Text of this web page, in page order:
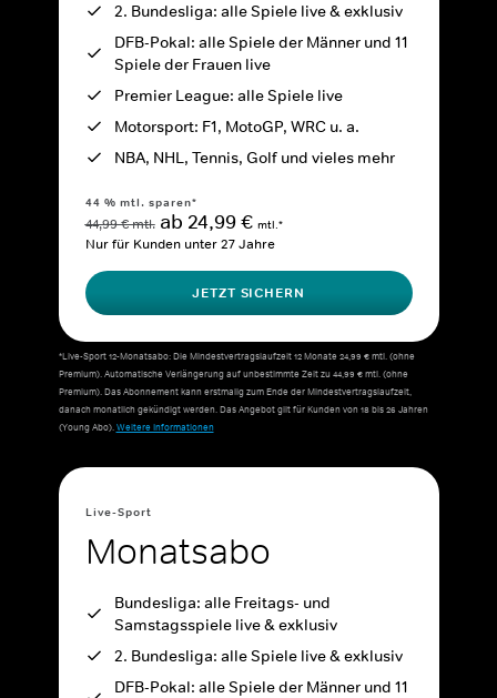
2. Bundesliga: alle Spiele live & exklusiv
DFB-Pokal: alle Spiele der Männer und 11
Spiele der Frauen live
Premier League: alle Spiele live
Motorsport: F1, MotoGP, WRC u. a.
NBA, NHL, Tennis, Golf und vieles mehr
44 % mtl. sparen*
44,99 € mtl. ab 24,99 € mtl.*
Nur für Kunden unter 27 Jahre
JETZT SICHERN
*Live-Sport 12-Monatsabo: Die Mindestvertragslaufzeit 12 Monate 24,99 € mtl. (ohne
Premium). Automatische Verlängerung auf unbestimmte Zeit zu 44,99 € mtl. (ohne
Premium). Das Abonnement kann erstmalig zum Ende der Mindestvertragslaufzeit,
danach monatlich gekündigt werden. Das Angebot gilt für Kunden von 18 bis 26 Jahren
(Young Abo).Weitere Informationen
Live-Sport
Monatsabo
Bundesliga: alle Freitags- und
Samstagsspiele live & exklusiv
2. Bundesliga: alle Spiele live & exklusiv
DFB-Pokal: alle Spiele der Männer und 11